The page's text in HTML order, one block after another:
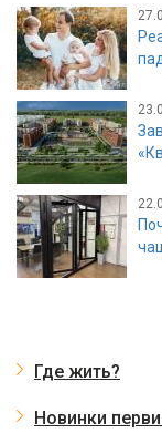
Где жить?
Новинки